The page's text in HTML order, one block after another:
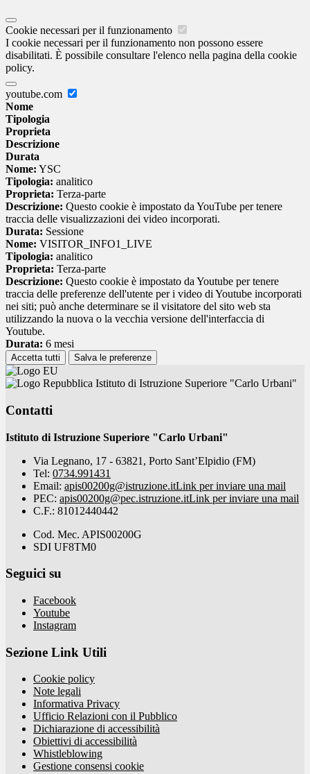
Cookie necessari per il funzionamento
I cookie necessari per il funzionamento non possono essere
disabilitati. È possibile consultare l'elenco nella pagina della cookie
policy.
youtube.com
Nome
Tipologia
Proprieta
Descrizione
Durata
Nome: YSC
Tipologia: analitico
Proprieta: Terza-parte
Descrizione: Questo cookie è impostato da YouTube per tenere
traccia delle visualizzazioni dei video incorporati.
Durata: Sessione
Nome: VISITOR_INFO1_LIVE
Tipologia: analitico
Proprieta: Terza-parte
Descrizione: Questo cookie è impostato da Youtube per tenere
traccia delle preferenze dell'utente per i video di Youtube incorporati
nei siti; può anche determinare se il visitatore del sito web sta
utilizzando la nuova o la vecchia versione dell'interfaccia di
Youtube.
Durata: 6 mesi
Accetta tutti Salva le preferenze
Istituto di Istruzione Superiore "Carlo Urbani"
Contatti
Istituto di Istruzione Superiore "Carlo Urbani"
Via Legnano, 17 - 63821, Porto Sant’Elpidio (FM)
Tel: 0734.991431
Email: apis00200g@istruzione.itLink per inviare una mail
PEC: apis00200g@pec.istruzione.itLink per inviare una mail
C.F.: 81012440442
Cod. Mec. APIS00200G
SDI UF8TM0
Seguici su
Facebook
Youtube
Instagram
Sezione Link Utili
Cookie policy
Note legali
Informativa Privacy
Ufficio Relazioni con il Pubblico
Dichiarazione di accessibilità
Obiettivi di accessibilità
Whistleblowing
Gestione consensi cookie